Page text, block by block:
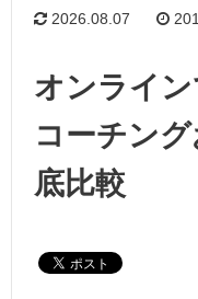
2026.08.07
オンライ
コーチン
底比較